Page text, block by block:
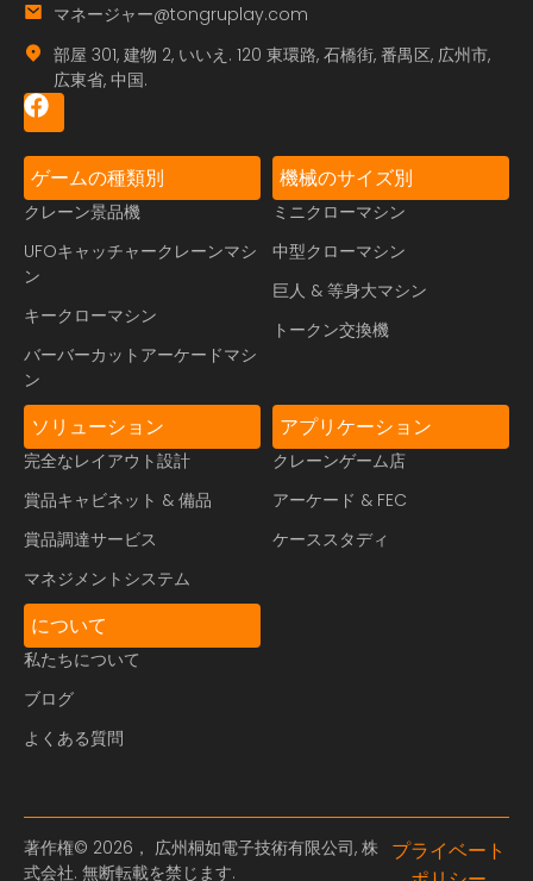
マネージャー@tongruplay.com
部屋 301, 建物 2, いいえ. 120 東環路, 石橋街, 番禺区, 広州市,
広東省, 中国.
ゲームの種類別
クレーン景品機
UFOキャッチャークレーンマシ
ン
キークローマシン
バーバーカットアーケードマシ
ン
機械のサイズ別
ミニクローマシン
中型クローマシン
巨人 & 等身大マシン
トークン交換機
ソリューション
完全なレイアウト設計
賞品キャビネット & 備品
賞品調達サービス
マネジメントシステム
アプリケーション
クレーンゲーム店
アーケード & FEC
ケーススタディ
について
私たちについて
ブログ
よくある質問
著作権© 2026， 広州桐如電子技術有限公司, 株
式会社. 無断転載を禁じます.
プライベート